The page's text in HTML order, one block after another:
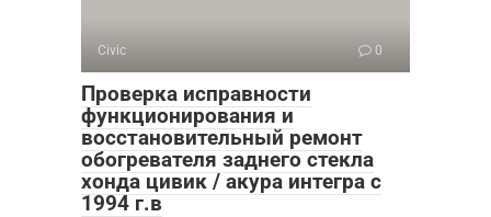
Civic 0
Проверка исправности
функционирования и
восстановительный ремонт
обогревателя заднего стекла
хонда цивик / акура интегра с
1994 г.в